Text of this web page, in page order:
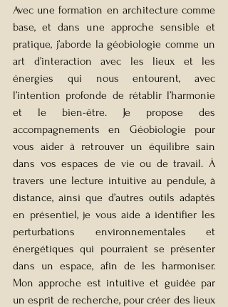
Avec une formation en architecture comme
base, et dans une approche sensible et
pratique, j’aborde la géobiologie comme un
art d’interaction avec les lieux et les
énergies qui nous entourent, avec
l’intention profonde de rétablir l’harmonie
et le bien-être. Je propose des
accompagnements en Géobiologie pour
vous aider à retrouver un équilibre sain
dans vos espaces de vie ou de travail. À
travers une lecture intuitive au pendule, à
distance, ainsi que d’autres outils adaptés
en présentiel, je vous aide à identifier les
perturbations environnementales et
énergétiques qui pourraient se présenter
dans un espace, afin de les harmoniser.
Mon approche est intuitive et guidée par
un esprit de recherche, pour créer des lieux